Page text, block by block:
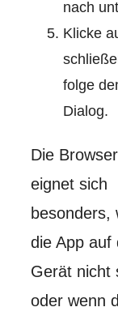
nach
Klicke
folge
Dialog.
Die
eignet sich
besonders,
die App auf
Gerät nicht
oder wenn